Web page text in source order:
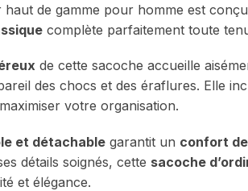
haut de gamme pour homme est
complète parfaitement toute
de cette sacoche accueille
des chocs et des éraflures. Elle
votre organisation.
et détachable garantit un confort
détails soignés, cette sacoche
et élégance.